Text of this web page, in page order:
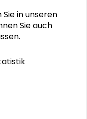
Schmidtke
Union in
in unseren
Sie auch